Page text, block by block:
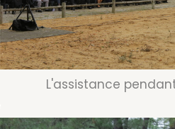
L'assistance